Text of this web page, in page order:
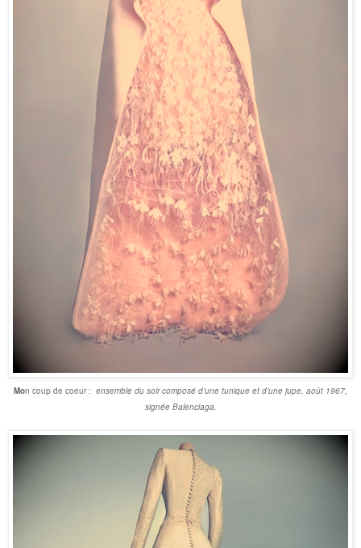
Mon coup de coeur : ensemble du soir composé d’une tunique et d’une jupe, août 1967,
signée Balenciaga.